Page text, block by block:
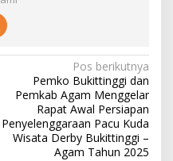
Pos berikutnya
Pemko Bukittinggi dan
Pemkab Agam Menggelar
Rapat Awal Persiapan
Penyelenggaraan Pacu Kuda
Wisata Derby Bukittinggi –
Agam Tahun 2025